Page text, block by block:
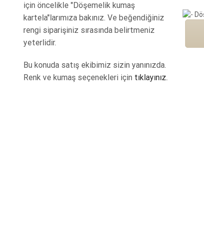
için öncelikle "Döşemelik kumaş
kartela"larımıza bakınız. Ve beğendiğiniz
rengi siparişiniz sırasında belirtmeniz
yeterlidir.
Bu konuda satış ekibimiz sizin yanınızda.
Renk ve kumaş seçenekleri için tıklayınız.